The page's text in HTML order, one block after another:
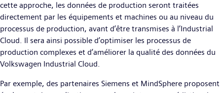
cette approche, les données de production seront traitées
directement par les équipements et machines ou au niveau du
processus de production, avant d’être transmises à l’Industrial
Cloud. Il sera ainsi possible d’optimiser les processus de
production complexes et d’améliorer la qualité des données du
Volkswagen Industrial Cloud.
Par exemple, des partenaires Siemens et MindSphere proposent